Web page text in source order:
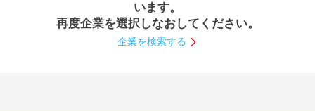
【4年生】
説明会を探す
います。
再度企業を選択しなおしてください。
企業を検索する